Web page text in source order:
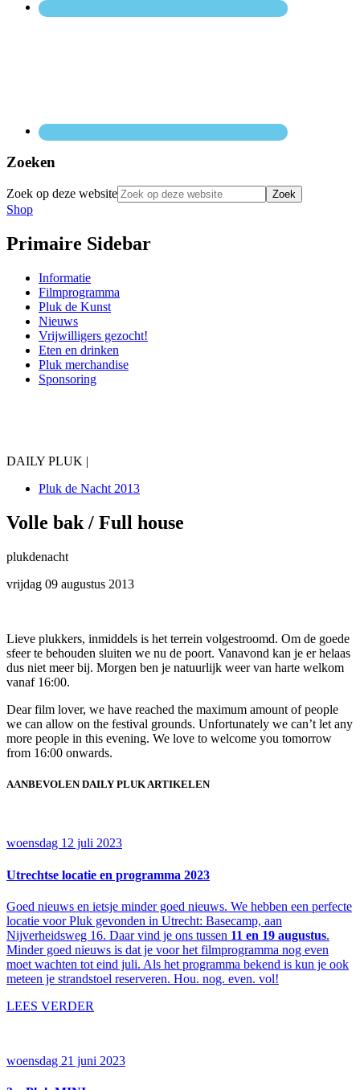
Zoeken
Zoek op deze website
Shop
Primaire Sidebar
Informatie
Filmprogramma
Pluk de Kunst
Nieuws
Vrijwilligers gezocht!
Eten en drinken
Pluk merchandise
Sponsoring
DAILY PLUK |
Pluk de Nacht 2013
Volle bak / Full house
plukdenacht
vrijdag 09 augustus 2013
Lieve plukkers, inmiddels is het terrein volgestroomd. Om de goede
sfeer te behouden sluiten we nu de poort. Vanavond kan je er helaas
dus niet meer bij. Morgen ben je natuurlijk weer van harte welkom
vanaf 16:00.
Dear film lover, we have reached the maximum amount of people
we can allow on the festival grounds. Unfortunately we can’t let any
more people in this evening. We love to welcome you tomorrow
from 16:00 onwards.
AANBEVOLEN DAILY PLUK ARTIKELEN
woensdag 12 juli 2023
Utrechtse locatie en programma 2023
Goed nieuws en ietsje minder goed nieuws. We hebben een perfecte
locatie voor Pluk gevonden in Utrecht: Basecamp, aan
Nijverheidsweg 16. Daar vind je ons tussen 11 en 19 augustus.
Minder goed nieuws is dat je voor het filmprogramma nog even
moet wachten tot eind juli. Als het programma bekend is kun je ook
meteen je strandstoel reserveren. Hou. nog. even. vol!
LEES VERDER
woensdag 21 juni 2023